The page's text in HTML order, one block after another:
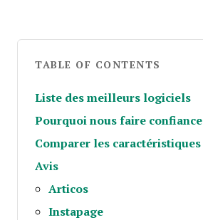
TABLE OF CONTENTS
Liste des meilleurs logiciels
Pourquoi nous faire confiance
Comparer les caractéristiques
Avis
Articos
Instapage